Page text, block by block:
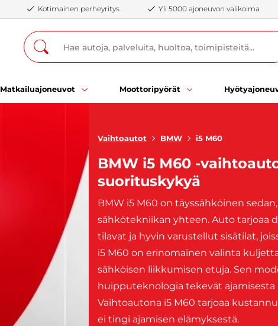
Kotimainen perheyritys Yli 5000 ajoneuvon valikoima
Matkailuajoneuvot Moottoripyörät
Vaihtoautot BMW i5 M60
BMW i5 M60 -
suorituskykyä
BMW i5 M60 on täyssähköinen
sähkötekniikan yhteen. Auto tarjoaa
tilavat ja hyvin varustellut sisätilat,
i5 M60 on erinomainen valinta
sähköisen liikkumisen etuja. Sen
huipputeknologia tekevät
Vaihtoautona i5 M60 tarjoaa
ei tingi ajamisen elämyksestä.